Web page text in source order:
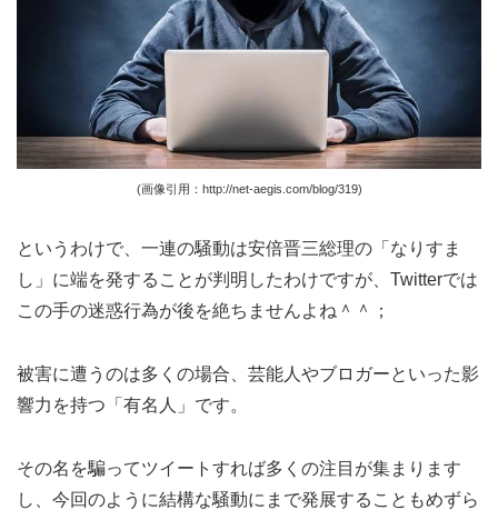
(画像引用：http://net-aegis.com/blog/319)
というわけで、一連の騒動は安倍晋三総理の「なりすま
し」に端を発することが判明したわけですが、Twitterでは
この手の迷惑行為が後を絶ちませんよね＾＾；
被害に遭うのは多くの場合、芸能人やブロガーといった影
響力を持つ「有名人」です。
その名を騙ってツイートすれば多くの注目が集まります
し、今回のように結構な騒動にまで発展することもめずら